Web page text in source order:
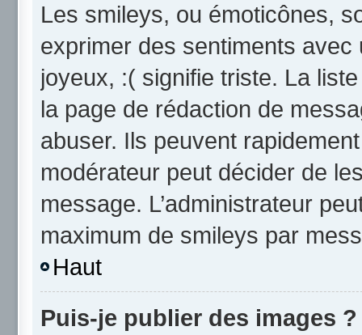
Les smileys, ou émoticônes,
exprimer des sentiments
joyeux, :( signifie triste. La
la page de rédaction de
abuser. Ils peuvent
modérateur peut décider de
message. L’administrateur
maximum de smileys par
Haut
Puis-je publier des images ?